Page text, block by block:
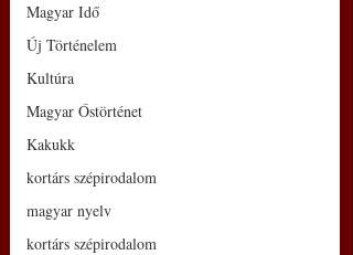
Magyar Idő
Új Történelem
Kultúra
Magyar Őstörténet
Kakukk
kortárs szépirodalom
magyar nyelv
kortárs szépirodalom